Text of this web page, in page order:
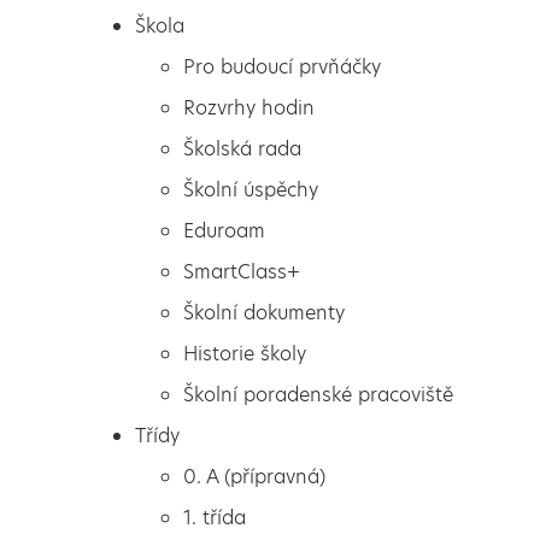
Pro budoucí prvňáčky
Rozvrhy hodin
Školská rada
Škola
Pro budoucí prvňáčky
Rozvrhy hodin
Školská rada
Školní úspěchy
Eduroam
SmartClass+
Školní dokumenty
Historie školy
Školní poradenské pracoviště
Třídy
0. A (přípravná)
1. třída
Florbal